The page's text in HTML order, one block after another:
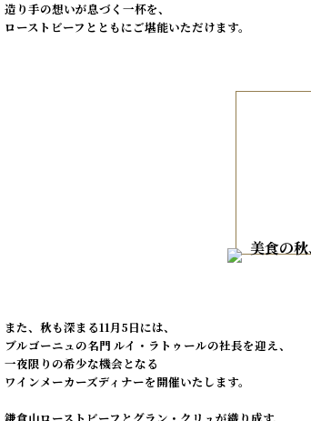
造り手の想いが息づく一杯を、
ローストビーフとともにご堪能いただけます。
また、秋も深まる11月5日には、
ブルゴーニュの名門 ルイ・ラトゥールの社長を迎え、
一夜限りの希少な機会となる
ワインメーカーズディナーを開催いたします。